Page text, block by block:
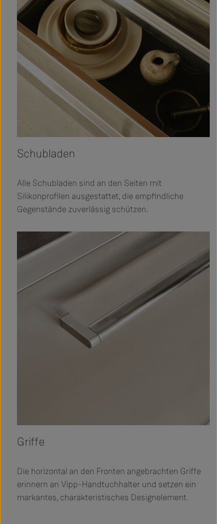
Schubladen
Alle Schubladen sind an den Seiten mit
Silikonprofilen ausgestattet, die empfindliche
Gegenstände zuverlässig schützen.
Griffe
Die horizontal an den Fronten angebrachten Griffe
erinnern an Vipp-Handtuchhalter und setzen ein
markantes, charakteristisches Designelement.